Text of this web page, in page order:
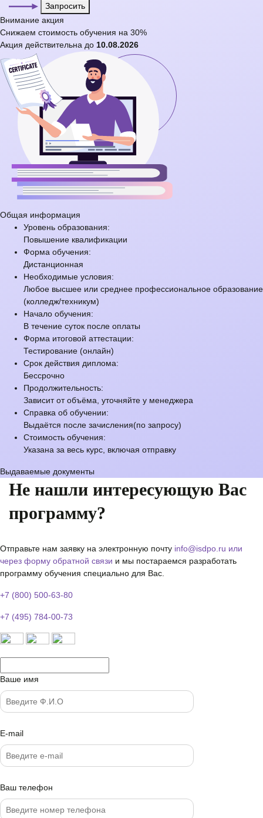
Запросить
Внимание акция
Снижаем стоимость обучения на 30%
Акция действительна до 10.08.2026
Общая информация
Уровень образования:
Повышение квалификации
Форма обучения:
Дистанционная
Необходимые условия:
Любое высшее или среднее профессиональное образование
(колледж/техникум)
Начало обучения:
В течение суток после оплаты
Форма итоговой аттестации:
Тестирование (онлайн)
Срок действия диплома:
Бессрочно
Продолжительность:
Зависит от объёма, уточняйте у менеджера
Справка об обучении:
Выдаётся после зачисления(по запросу)
Стоимость обучения:
Указана за весь курс, включая отправку
Выдаваемые документы
Не нашли интересующую Вас
программу?
Отправьте нам заявку на электронную почту info@isdpo.ru или
через форму обратной связи и мы постараемся разработать
программу обучения специально для Вас.
+7 (800) 500-63-80
+7 (495) 784-00-73
Ваше имя
E-mail
Ваш телефон